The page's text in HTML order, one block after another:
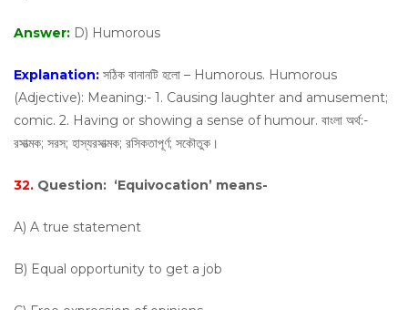
Answer: D) Humorous
Explanation: সঠিক বানানটি হলো – Humorous. Humorous
(Adjective): Meaning:- 1. Causing laughter and amusement;
comic. 2. Having or showing a sense of humour. বাংলা অর্থ:-
রসাত্মক; সরস; হাস্যরসাত্মক; রসিকতাপূর্ণ; সকৌতুক।
32. Question: ‘Equivocation’ means-
A) A true statement
B) Equal opportunity to get a job